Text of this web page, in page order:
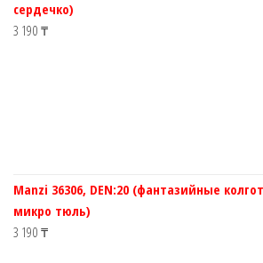
сердечко)
3 190 ₸
Manzi 36306, DEN:20 (фантазийные
микро тюль)
3 190 ₸